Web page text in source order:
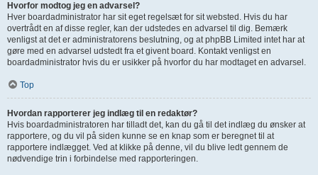
Hvorfor modtog jeg en advarsel?
Hver boardadministrator har sit eget regelsæt for sit websted. Hvis du har
overtrådt en af disse regler, kan der udstedes en advarsel til dig. Bemærk
venligst at det er administratorens beslutning, og at phpBB Limited intet har at
gøre med en advarsel udstedt fra et givent board. Kontakt venligst en
boardadministrator hvis du er usikker på hvorfor du har modtaget en advarsel.
Top
Hvordan rapporterer jeg indlæg til en redaktør?
Hvis boardadministratoren har tilladt det, kan du gå til det indlæg du ønsker at
rapportere, og du vil på siden kunne se en knap som er beregnet til at
rapportere indlægget. Ved at klikke på denne, vil du blive ledt gennem de
nødvendige trin i forbindelse med rapporteringen.